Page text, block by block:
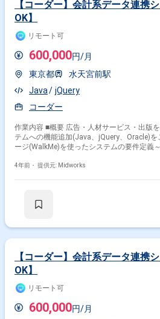
【コーダー】会計系データ連携
OK】
リモート可
600,000円/月
東京都
水天宮前駅
Java
jQuery
コーダー
作業内容 ■概要 広告・人材サービス・出版
テムへの機能追加(Java、jQuery、Oracle)
ージ(WalkMe)を使ったシステムの要件定義
造／テスト設計/テスト実施 ・マネジメント
4年前・ 提供元: Midworks
【コーダー】会計系データ連携
OK】
リモート可
600,000円/月